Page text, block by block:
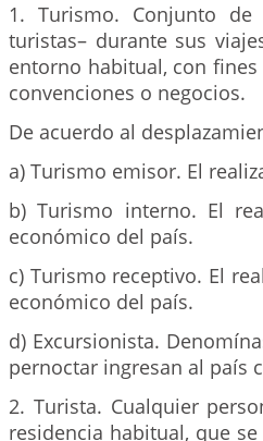
1. Turismo. Conjunto
turistas– durante sus
entorno habitual, con
convenciones o negocios.
De acuerdo al
a) Turismo emisor. El
b) Turismo interno. El
económico del país.
c) Turismo receptivo. El
económico del país.
d) Excursionista.
pernoctar ingresan al país
2. Turista. Cualquier
residencia habitual, que